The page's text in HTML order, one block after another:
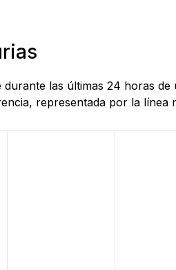
las últimas 24 horas
representada por la línea